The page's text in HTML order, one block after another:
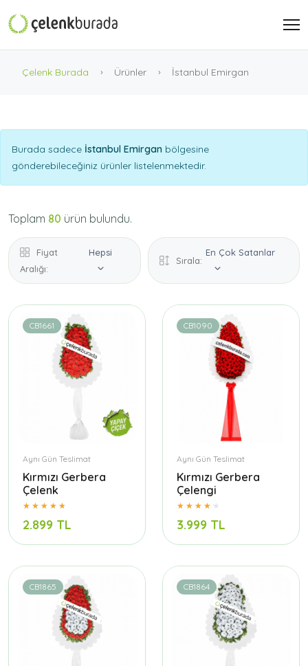
Çelenk Burada Ürünler İstanbul Emirgan
Burada sadece İstanbul Emirgan bölgesine
gönderebileceğiniz ürünler listelenmektedir.
Toplam 80 ürün bulundu.
Fiyat
Aralığı:
Hepsi
Sırala:
En Çok Satanlar
CB1661
Aynı Gün Teslimat
Kırmızı Gerbera
Çelenk
2.899 TL
CB1090
Aynı Gün Teslimat
Kırmızı Gerbera
Çelengi
3.999 TL
CB1865 CB1864